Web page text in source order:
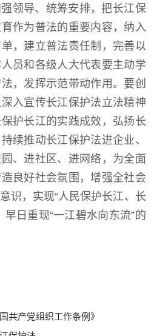
领导、统筹安排，把长江保
作为普法的重要内容，纳入
，建立普法责任制，完善以
员和各级人大代表要主动学
，发挥示范带动作用。要创
入宣传长江保护法立法精神
护长江的实践成效，弘扬长
续推动长江保护法进企业、
、进社区、进网络，为全面
良好社会氛围，增强全社会
识，实现“人民保护长江、长
早日重现“一江碧水向东流”的
共产党组织工作条例》